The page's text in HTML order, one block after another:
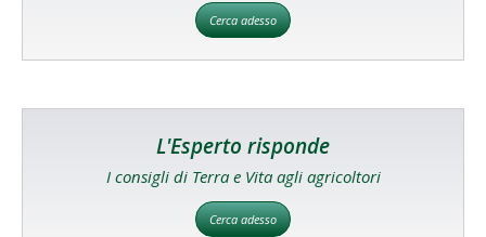
Cerca adesso
L'Esperto risponde
I consigli di Terra e Vita agli agricoltori
Cerca adesso